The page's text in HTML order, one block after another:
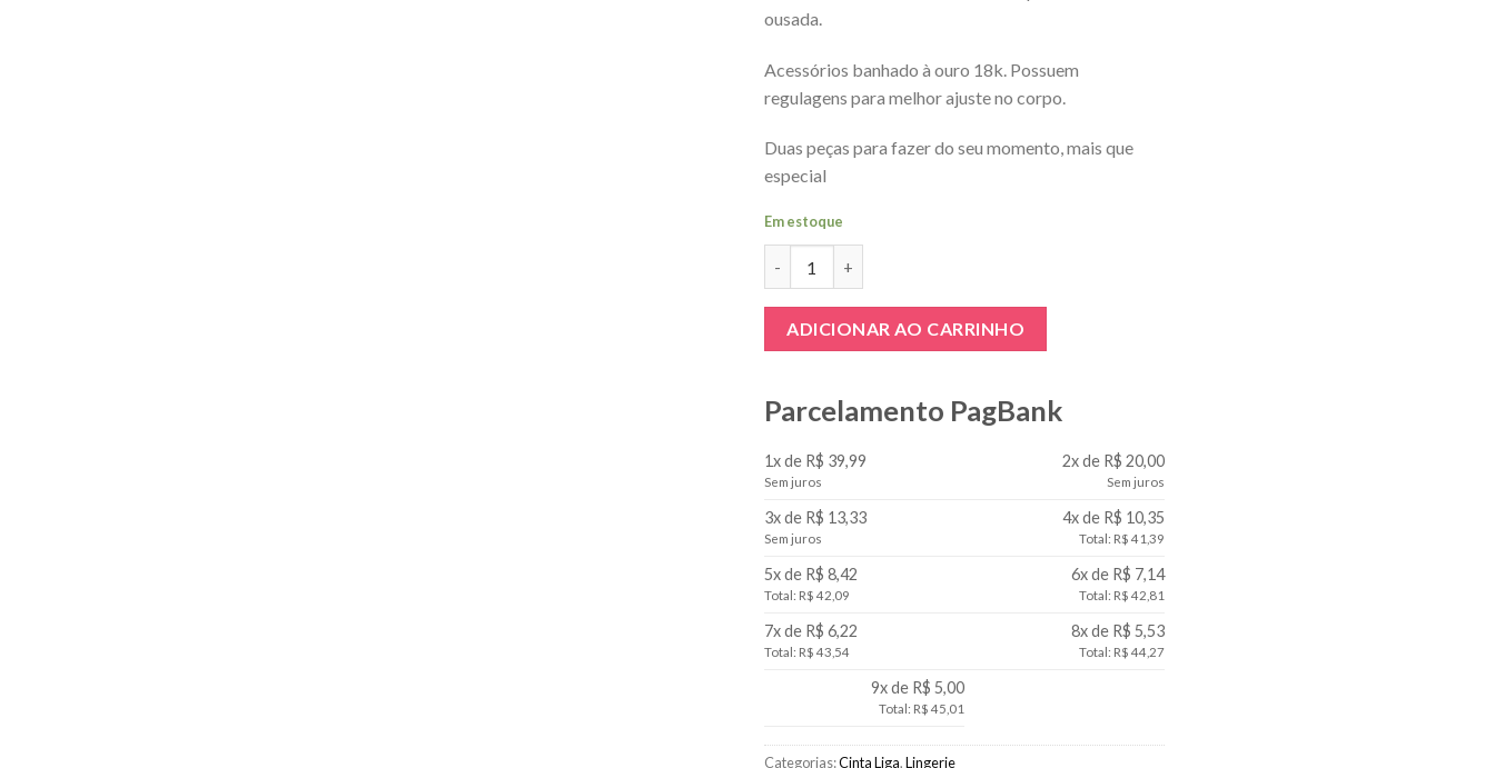
ousada.
Acessórios banhado à ouro 18k. Possuem
regulagens para melhor ajuste no corpo.
Duas peças para fazer do seu momento, mais que
especial
Em estoque
ADICIONAR AO CARRINHO
Parcelamento PagBank
1x de R$ 39,99
Sem juros
2x de R$ 20,00
Sem juros
3x de R$ 13,33
Sem juros
4x de R$ 10,35
Total: R$ 41,39
5x de R$ 8,42
Total: R$ 42,09
6x de R$ 7,14
Total: R$ 42,81
7x de R$ 6,22
Total: R$ 43,54
8x de R$ 5,53
Total: R$ 44,27
9x de R$ 5,00
Total: R$ 45,01
Categorias:Cinta Liga,Lingerie